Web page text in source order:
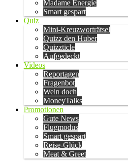
Madame Energie
Smart gespart
Quiz
Mini-Kreuzworträtsel
Quizz den Huber
Quizzticle
Aufgedeckt
Videos
Reportagen
Fragenbot
Wein doch
MoneyTalks
Promotionen
Gute News
Flugmodus
Smart gespart
Reise-Glück
Meat & Greet